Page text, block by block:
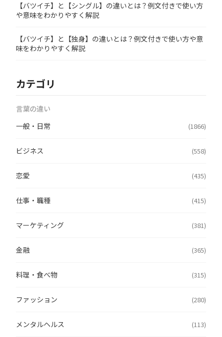
【バツイチ】と【シングル】の違いとは？例文付きで使い方
や意味をわかりやすく解説
【バツイチ】と【独身】の違いとは？例文付きで使い方や意
味をわかりやすく解説
カテゴリ
言葉の違い
一般・日常
(1866)
ビジネス (558)
恋愛 (435)
仕事・職種 (415)
マーケティング (381)
金融 (365)
料理・食べ物 (315)
ファッション (280)
メンタルヘルス (113)